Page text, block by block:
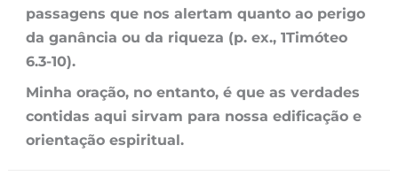
passagens que nos alertam quanto ao perigo
da ganância ou da riqueza (p. ex., 1Timóteo
6.3-10).
Minha oração, no entanto, é que as verdades
contidas aqui sirvam para nossa edificação e
orientação espiritual.